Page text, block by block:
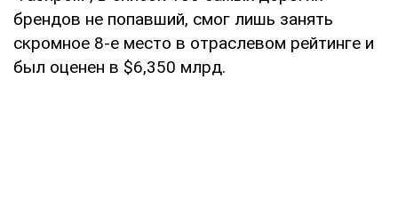
брендов не попавший, смог лишь занять
скромное 8-е место в отраслевом рейтинге и
был оценен в $6,350 млрд.